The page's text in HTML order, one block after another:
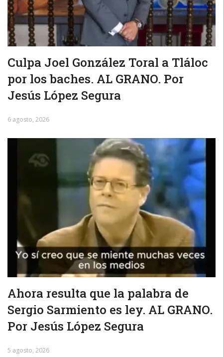
Culpa Joel González Toral a Tláloc
por los baches. AL GRANO. Por
Jesús López Segura
6 agosto, 2026
Ahora resulta que la palabra de
Sergio Sarmiento es ley. AL GRANO.
Por Jesús López Segura
5 agosto, 2026